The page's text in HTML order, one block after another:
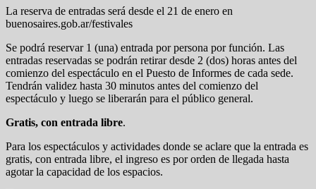
La reserva de entradas será desde el 21 de enero en
buenosaires.gob.ar/festivales
Se podrá reservar 1 (una) entrada por persona por función. Las
entradas reservadas se podrán retirar desde 2 (dos) horas antes del
comienzo del espectáculo en el Puesto de Informes de cada sede.
Tendrán validez hasta 30 minutos antes del comienzo del
espectáculo y luego se liberarán para el público general.
Gratis, con entrada libre.
Para los espectáculos y actividades donde se aclare que la entrada es
gratis, con entrada libre, el ingreso es por orden de llegada hasta
agotar la capacidad de los espacios.